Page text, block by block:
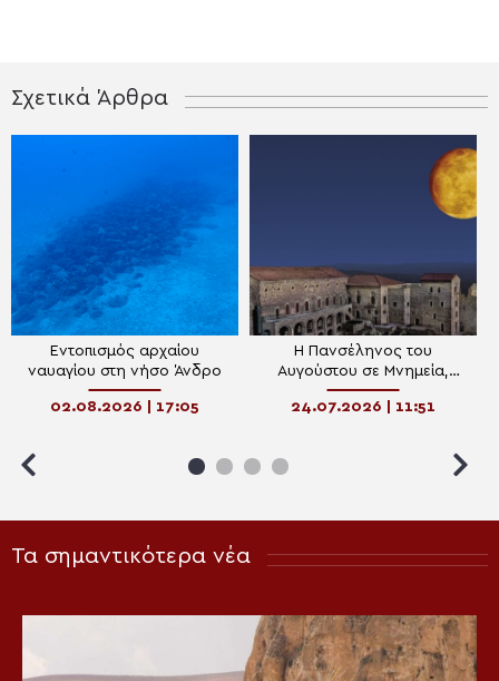
Σχετικά Άρθρα
Εντοπισμός αρχαίου
ναυαγίου στη νήσο Άνδρο
02.08.2026 | 17:05
Η Πανσέληνος του
Αυγούστου σε Μνημεία,
Μουσεία και Αρχαιολογικούς
χώρους 2026
24.07.2026 | 11:51
Τα σημαντικότερα νέα